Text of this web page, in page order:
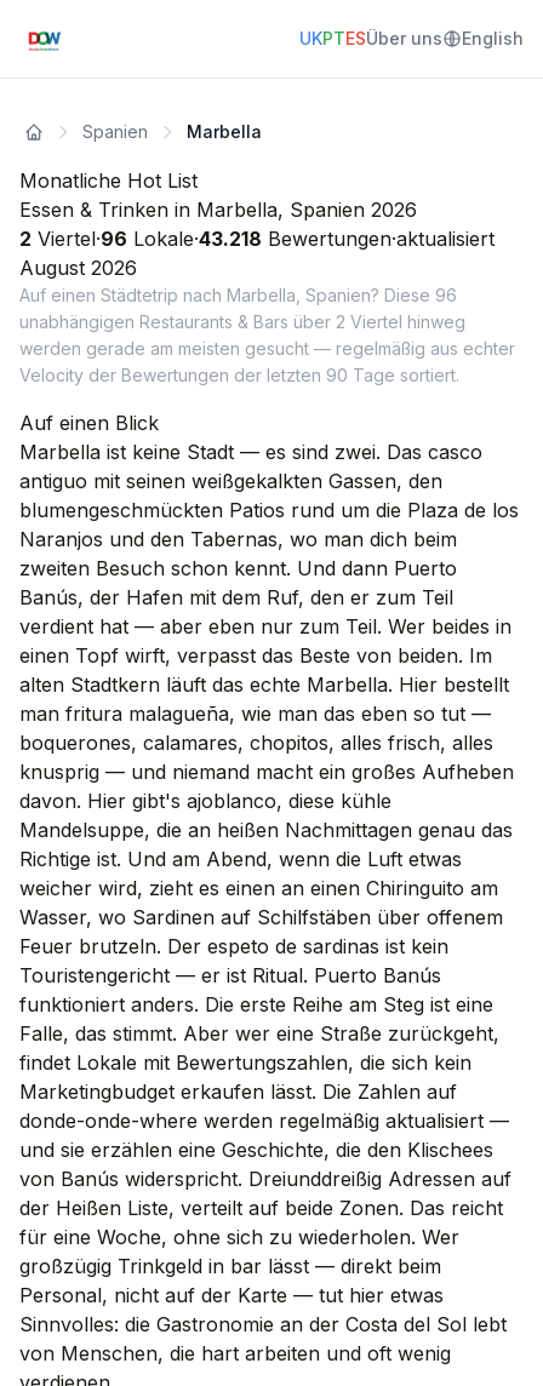
UKPTESÜber uns English
Spanien Marbella
Monatliche Hot List
Essen & Trinken in Marbella, Spanien 2026
2 Viertel·96 Lokale·43.218 Bewertungen·aktualisiert
August 2026
Auf einen Städtetrip nach Marbella, Spanien? Diese 96
unabhängigen Restaurants & Bars über 2 Viertel hinweg
werden gerade am meisten gesucht — regelmäßig aus echter
Velocity der Bewertungen der letzten 90 Tage sortiert.
Auf einen Blick
Marbella ist keine Stadt — es sind zwei. Das casco
antiguo mit seinen weißgekalkten Gassen, den
blumengeschmückten Patios rund um die Plaza de los
Naranjos und den Tabernas, wo man dich beim
zweiten Besuch schon kennt. Und dann Puerto
Banús, der Hafen mit dem Ruf, den er zum Teil
verdient hat — aber eben nur zum Teil. Wer beides in
einen Topf wirft, verpasst das Beste von beiden. Im
alten Stadtkern läuft das echte Marbella. Hier bestellt
man fritura malagueña, wie man das eben so tut —
boquerones, calamares, chopitos, alles frisch, alles
knusprig — und niemand macht ein großes Aufheben
davon. Hier gibt's ajoblanco, diese kühle
Mandelsuppe, die an heißen Nachmittagen genau das
Richtige ist. Und am Abend, wenn die Luft etwas
weicher wird, zieht es einen an einen Chiringuito am
Wasser, wo Sardinen auf Schilfstäben über offenem
Feuer brutzeln. Der espeto de sardinas ist kein
Touristengericht — er ist Ritual. Puerto Banús
funktioniert anders. Die erste Reihe am Steg ist eine
Falle, das stimmt. Aber wer eine Straße zurückgeht,
findet Lokale mit Bewertungszahlen, die sich kein
Marketingbudget erkaufen lässt. Die Zahlen auf
donde-onde-where werden regelmäßig aktualisiert —
und sie erzählen eine Geschichte, die den Klischees
von Banús widerspricht. Dreiunddreißig Adressen auf
der Heißen Liste, verteilt auf beide Zonen. Das reicht
für eine Woche, ohne sich zu wiederholen. Wer
großzügig Trinkgeld in bar lässt — direkt beim
Personal, nicht auf der Karte — tut hier etwas
Sinnvolles: die Gastronomie an der Costa del Sol lebt
von Menschen, die hart arbeiten und oft wenig